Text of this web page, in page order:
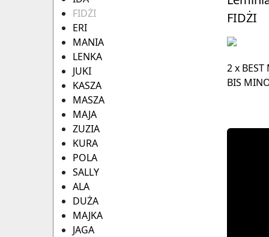
FIDŻI
ERI
MANIA
LENKA
JUKI
KASZA
MASZA
MAJA
ZUZIA
KURA
POLA
SALLY
ALA
DUŻA
MAJKA
JAGA
FIDŻI
2 x BEST
BIS